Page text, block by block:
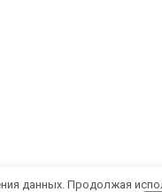
данных. Продолжая